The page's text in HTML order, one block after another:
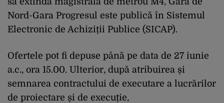
Nord-Gara Progresul este publică în Sistemul
Electronic de Achiziții Publice (SICAP).
Ofertele pot fi depuse până pe data de 27 iunie
a.c., ora 15.00. Ulterior, după atribuirea și
semnarea contractului de executare a lucrărilor
de proiectare și de execuție,